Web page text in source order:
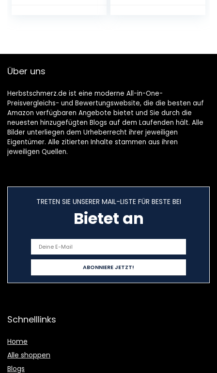
it 240 km/h,
Über uns
Herbstschmerz.de ist eine moderne All-in-One-
Preisvergleichs- und Bewertungswebsite, die die besten auf
Amazon verfügbaren Angebote bietet und Sie durch die
neuesten hinzugefügten Blogs auf dem Laufenden hält. Alle
Bilder unterliegen dem Urheberrecht ihrer jeweiligen
Eigentümer. Alle zitierten Inhalte stammen aus ihren
jeweiligen Quellen.
TRETEN SIE UNSERER MAIL-LISTE FÜR BESTE BEI
Bietet an
Schnelllinks
Home
Alle shoppen
Blogs